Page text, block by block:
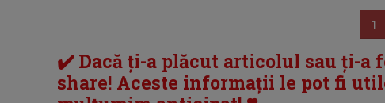
1
✔️ Dacă ți-a plăcut articolul sau ți-a
share! Aceste informații le pot fi